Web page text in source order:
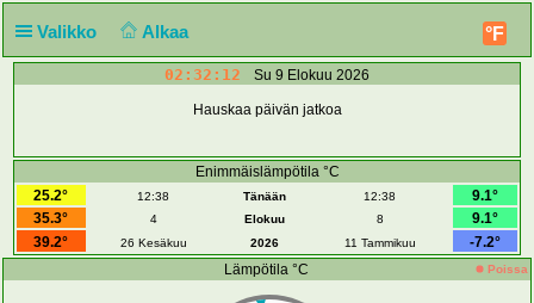
Valikko Alkaa °F
02:32:12 Su 9 Elokuu 2026
Hauskaa päivän jatkoa
Enimmäislämpötila °C
25.2°
12:38 Tänään 12:38
9.1°
35.3°
4 Elokuu 8
9.1°
39.2°
26 Kesäkuu 2026 11 Tammikuu
-7.2°
Lämpötila °C
Poissa